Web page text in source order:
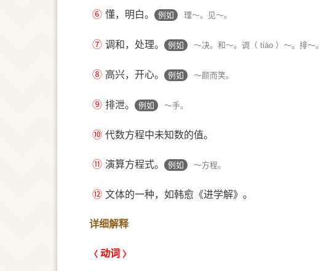
⑥ 懂，明白。 例如 理～。见～。
⑦ 调和，处理。 例如 ～决。和～。调（ tiáo ）～。排～。
⑧ 高兴，开心。 例如 ～颜而笑。
⑨ 排泄。 例如 ～手。
⑩ 代数方程中未知数的值。
⑪ 演算方程式。 例如 ～方程。
⑫ 文体的一种，如韩愈《进学解》。
详细解释
动词